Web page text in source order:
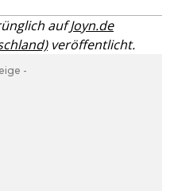
aufJoyn.de
veröffentlicht.
-